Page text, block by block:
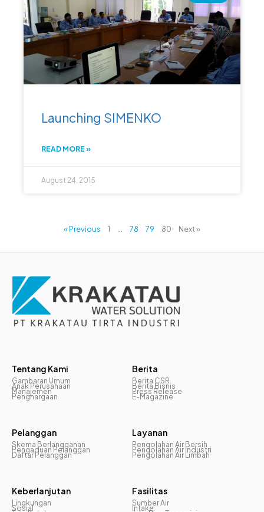
Launching SIMENKO
READ MORE »
August 24, 2015
« Previous 1 78 79 80 Next »
Tentang Kami
Gambaran Umum
Anak Perusahaan
Manajemen
Penghargaan
Berita
Berita CSR
Berita Bisnis
Press Release
E-Magazine
Pelanggan
Skema Berlangganan
Pengaduan Pelanggan
Daftar Pelanggan
Layanan
Pengolahan Air Bersih
Pengolahan Air Industri
Pengolahan Air Limbah
Keberlanjutan
Lingkungan
Sosial
Fasilitas
Sumber Air
Intake